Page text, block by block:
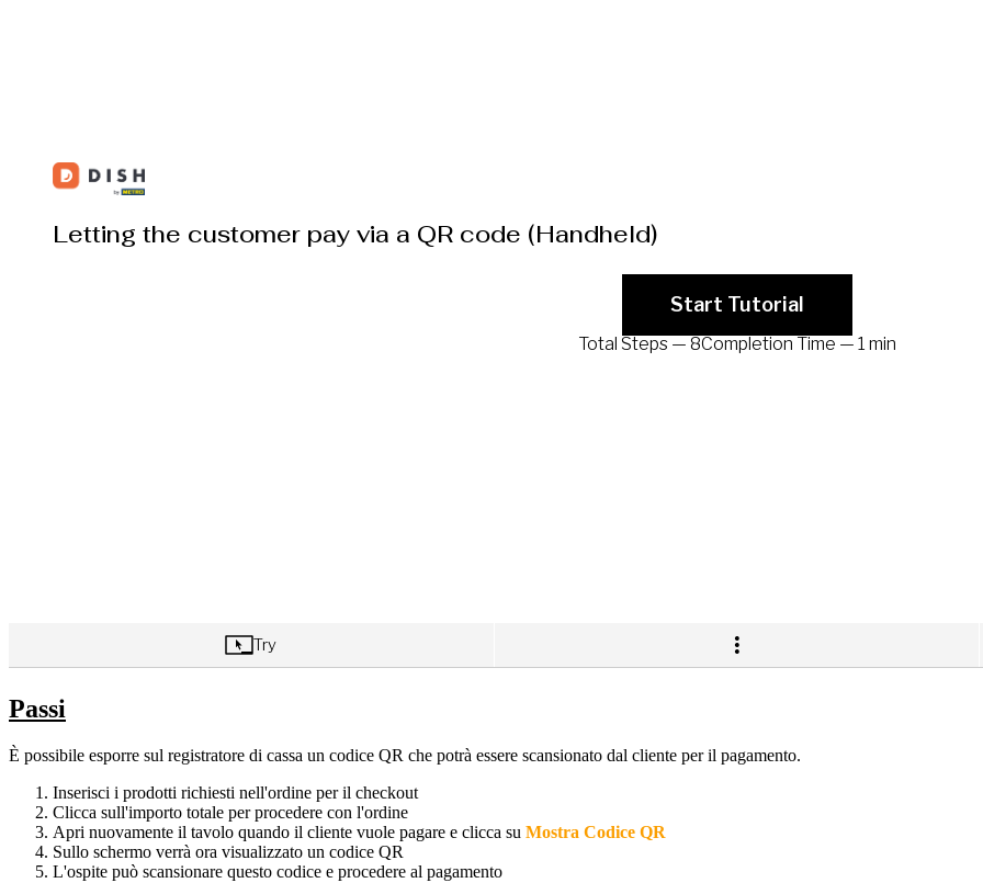
Passi
È possibile esporre sul registratore di cassa un codice QR che potrà essere scansionato dal cliente per il pagamento.
Inserisci i prodotti richiesti nell'ordine per il checkout
Clicca sull'importo totale per procedere con l'ordine
Apri nuovamente il tavolo quando il cliente vuole pagare e clicca su Mostra Codice QR
Sullo schermo verrà ora visualizzato un codice QR
L'ospite può scansionare questo codice e procedere al pagamento